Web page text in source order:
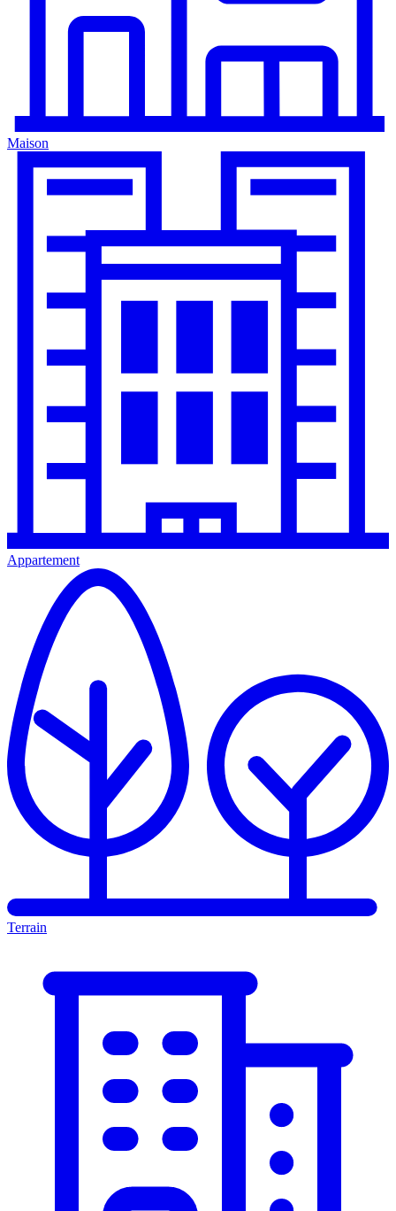
Maison
Appartement
Terrain